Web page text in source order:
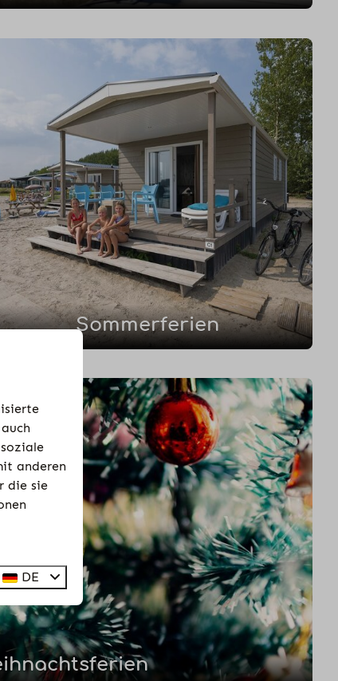
Sommerferien
anderen
die sie
DE